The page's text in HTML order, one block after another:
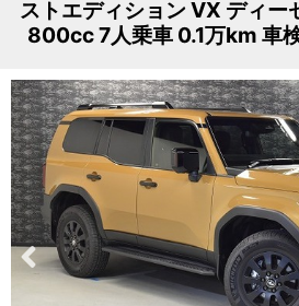
ストエディション VX ディ
800cc 7人乗車 0.1万km 車